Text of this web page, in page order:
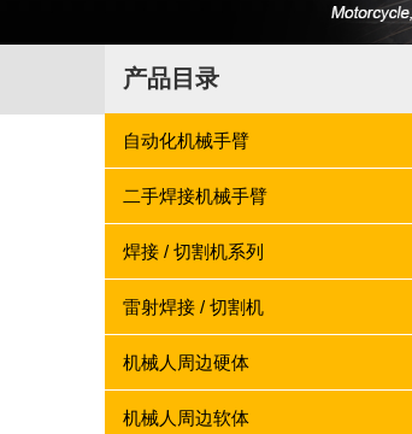
产品目录
自动化机械手臂
二手焊接机械手臂
焊接 / 切割机系列
雷射焊接 / 切割机
机械人周边硬体
机械人周边软体